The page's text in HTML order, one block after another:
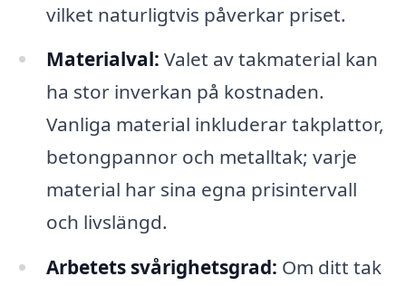
vilket naturligtvis påverkar priset.
Materialval: Valet av takmaterial kan
ha stor inverkan på kostnaden.
Vanliga material inkluderar takplattor,
betongpannor och metalltak; varje
material har sina egna prisintervall
och livslängd.
Arbetets svårighetsgrad: Om ditt tak